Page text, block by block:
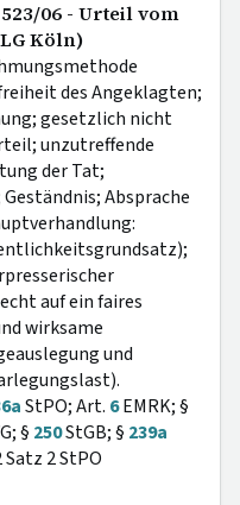
523/06 - Urteil vom
Köln)
des Angeklagten;
gesetzlich nicht
unzutreffende
der Tat;
Absprache
auf ein faires
wirksame
und
StPO; Art. 6EMRK; §
§ 250StGB; § 239a
Satz 2 StPO